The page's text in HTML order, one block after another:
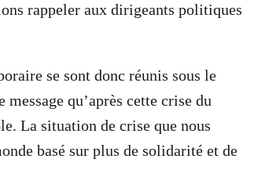
rappeler aux dirigeants politiques
se sont donc réunis sous le
qu’après cette crise du
La situation de crise que nous
basé sur plus de solidarité et de